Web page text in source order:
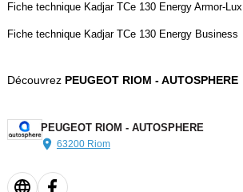
Fiche technique Kadjar TCe 130 Energy Armor-Lux
Fiche technique Kadjar TCe 130 Energy Business
Découvrez PEUGEOT RIOM - AUTOSPHERE
PEUGEOT RIOM - AUTOSPHERE
63200 Riom